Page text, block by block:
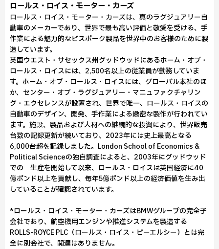
ロールス・ロイス・モーター・カーズ
ロールス・ロイス・モーター・カーズは、真のラグジュアリー自
動車のメーカーであり、世界で最も高い評価と敬愛を受ける、手
作業による魅力的なビスポーク製品を世界中のお客様のために製
造しています。
英国ウエスト・サセックス州グッドウッドにあるホーム・オブ・
ロールス・ロイスには、2,500名以上の従業員が勤務していま
す。ホーム・オブ・ロールス・ロイスには、グローバル本社のほ
か、センター・オブ・ラグジュアリー・マニュファクチャリン
グ・エクセレンスが設置され、世界で唯一、ロールス・ロイスの
自動車のデザイン、開発、手作業による緻密な製作が行われてい
ます。施設、製品および人材への継続的な投資により、世界販売
台数の記録更新が続いており、2023年には史上最高となる
6,000台超を記録しました。London School of Economics &
Political Scienceの独自調査によると、2003年にグッドウッド
での 生産を開始して以来、ロールス・ロイスは英国経済に40
億ポンド以上を貢献し、毎年5億ポンド以上の経済価値を生み出
していることが確認されています。
*ロールス・ロイス・モーター・カーズはBMWグループの完全子
会社であり、航空機用エンジンや推進システムを製造する
ROLLS-ROYCE PLC（ロールス・ロイス・ピーエルシー）とは完
全に別会社で、関連はありません。